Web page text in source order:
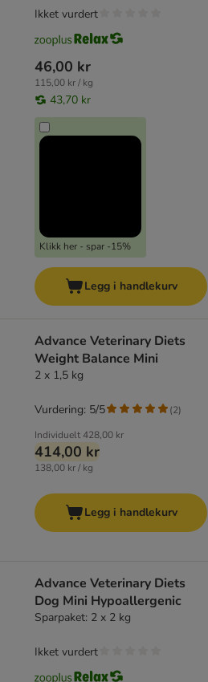
46,00 kr
115,00 kr / kg
43,70 kr
Klikk her - spar -15%
Ikket vurdert
Legg i handlekurv
Advance Veterinary Diets
Weight Balance Mini
2 x 1,5 kg
Individuelt428,00 kr
414,00 kr
138,00 kr / kg
Vurdering: 5/5 (2)
Legg i handlekurv
Advance Veterinary Diets
Dog Mini Hypoallergenic
Sparpaket: 2 x 2 kg
Ikket vurdert